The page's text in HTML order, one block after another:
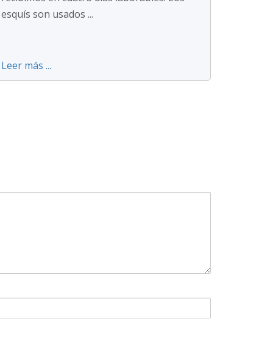
esquís son usados ...
Leer más ...